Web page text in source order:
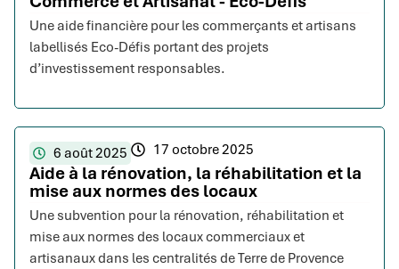
Une aide financière pour les commerçants et artisans
labellisés Eco-Défis portant des projets
d’investissement responsables.
6 août 2025 17 octobre 2025
Aide à la rénovation, la réhabilitation et la
mise aux normes des locaux
Une subvention pour la rénovation, réhabilitation et
mise aux normes des locaux commerciaux et
artisanaux dans les centralités de Terre de Provence